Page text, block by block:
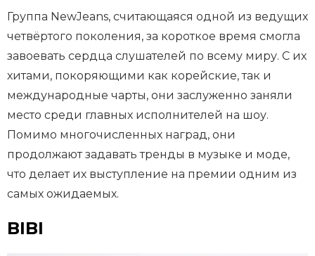
Группа NewJeans, считающаяся одной из ведущих
четвёртого поколения, за короткое время смогла
завоевать сердца слушателей по всему миру. С их
хитами, покоряющими как корейские, так и
международные чарты, они заслуженно заняли
место среди главных исполнителей на шоу.
Помимо многочисленных наград, они
продолжают задавать тренды в музыке и моде,
что делает их выступление на премии одним из
самых ожидаемых.
BIBI